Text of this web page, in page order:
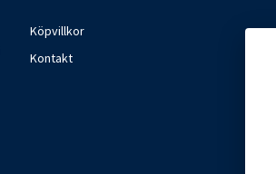
Köpvillkor
Kontakt